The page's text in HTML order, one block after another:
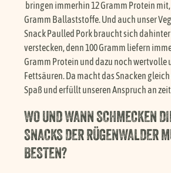
bringen immerhin 12 Gramm Protein
Gramm Ballaststoffe. Und auch unser
Snack Paulled Pork braucht sich
verstecken, denn 100 Gramm liefern
Gramm Protein und dazu noch wertvolle
Fettsäuren. Da macht das Snacken
Spaß und erfüllt unseren Anspruch an
WO UND WANN SCHMECKEN
SNACKS DER RÜGENWALDER
BESTEN?